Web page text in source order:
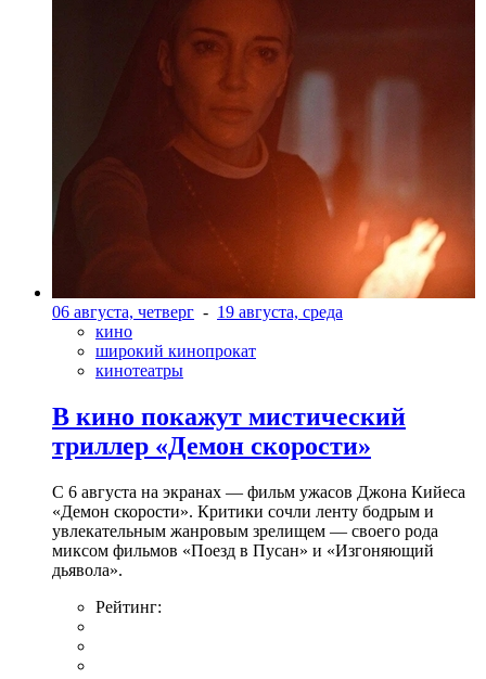
06 августа, четверг - 19 августа, среда
кино
широкий кинопрокат
кинотеатры
В кино покажут мистический
триллер «Демон скорости»
С 6 августа на экранах — фильм ужасов Джона Кийеса
«Демон скорости». Критики сочли ленту бодрым и
увлекательным жанровым зрелищeм — своего рода
миксом фильмов «Поезд в Пусан» и «Изгоняющий
дьявола».
Рейтинг: